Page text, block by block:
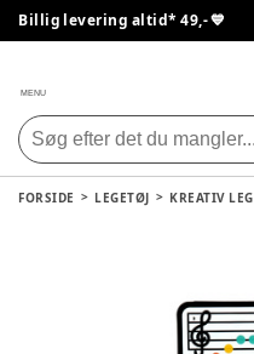
Billig levering altid* 49,- 💙
MENU
FORSIDE LEGETØJ KREATIV LEG